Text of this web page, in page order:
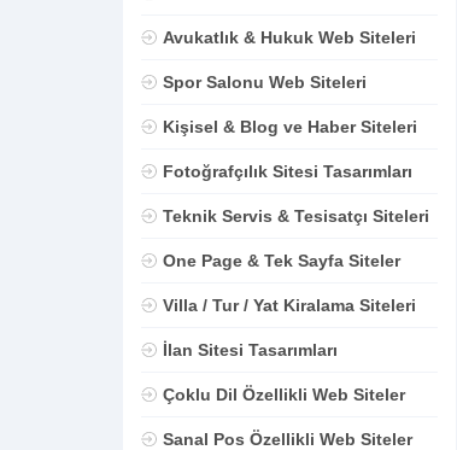
Avukatlık & Hukuk Web Siteleri
Spor Salonu Web Siteleri
Kişisel & Blog ve Haber Siteleri
Fotoğrafçılık Sitesi Tasarımları
Teknik Servis & Tesisatçı Siteleri
One Page & Tek Sayfa Siteler
Villa / Tur / Yat Kiralama Siteleri
İlan Sitesi Tasarımları
Çoklu Dil Özellikli Web Siteler
Sanal Pos Özellikli Web Siteler